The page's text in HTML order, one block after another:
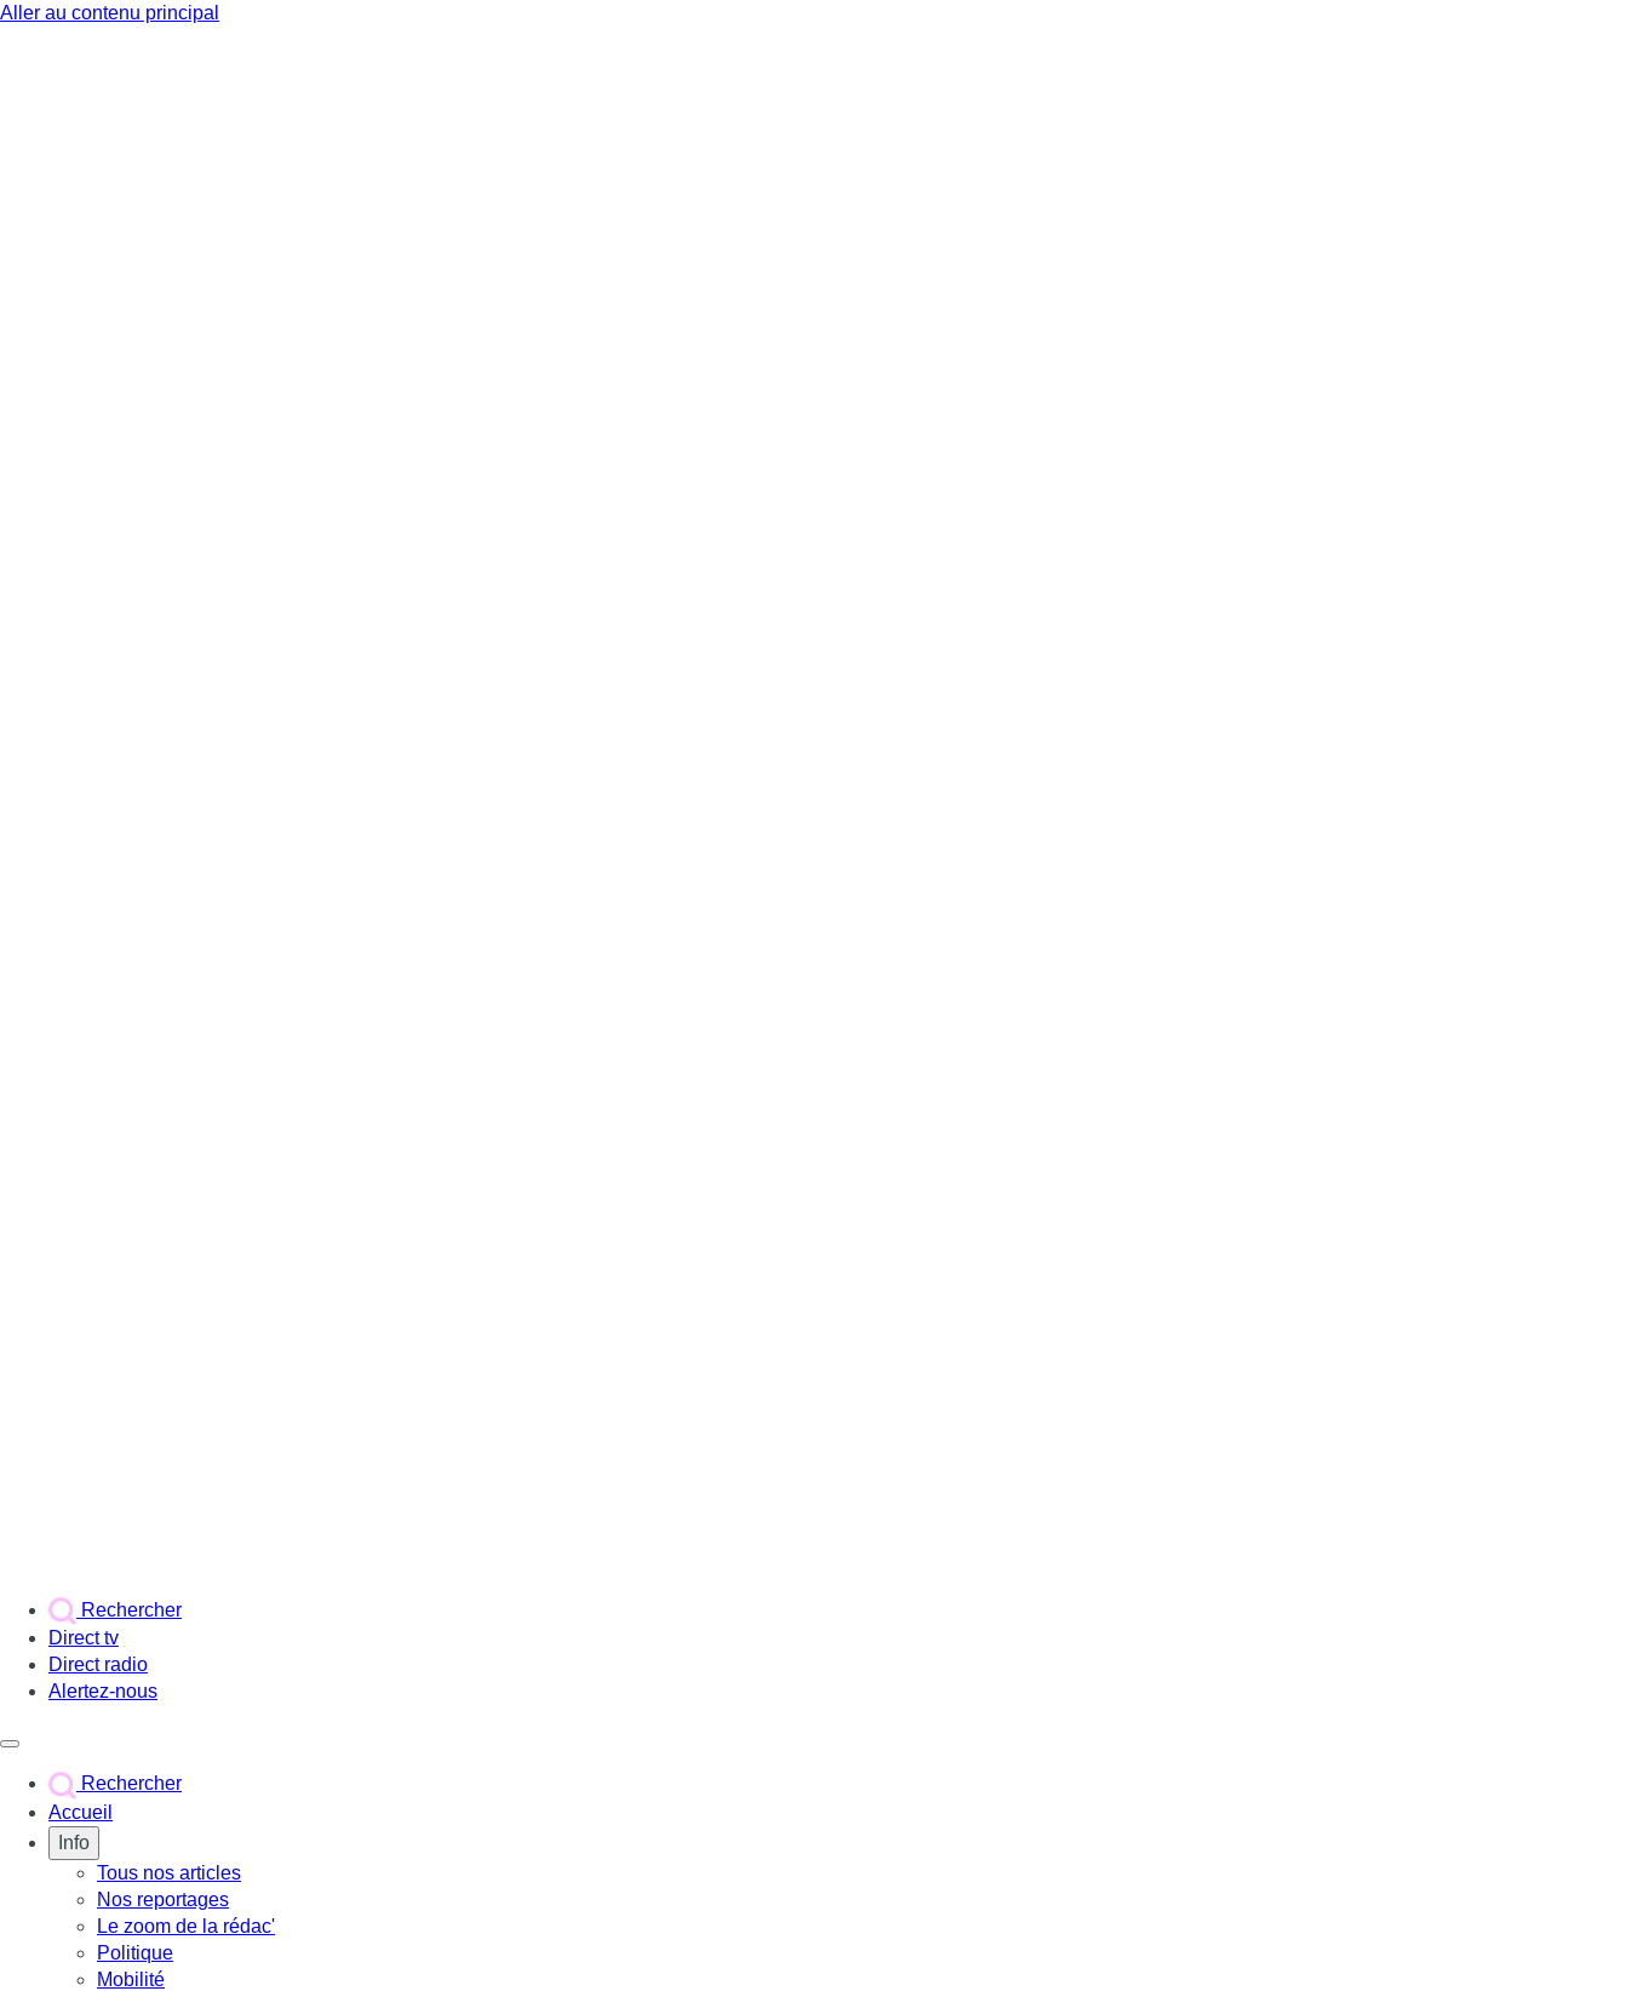
Aller au contenu principal
Rechercher
Direct tv
Direct radio
Alertez-nous
Rechercher
Accueil
Info
Tous nos articles
Nos reportages
Le zoom de la rédac'
Politique
Mobilité